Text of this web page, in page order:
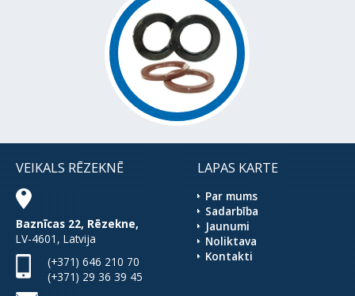
VEIKALS RĒZEKNĒ
Baznīcas 22, Rēzekne,
LV-4601, Latvija
(+371) 646 210 70
(+371) 29 36 39 45
LAPAS KARTE
Par mums
Sadarbība
Jaunumi
Noliktava
Kontakti